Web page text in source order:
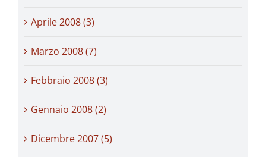
Aprile 2008 (3)
Marzo 2008 (7)
Febbraio 2008 (3)
Gennaio 2008 (2)
Dicembre 2007 (5)